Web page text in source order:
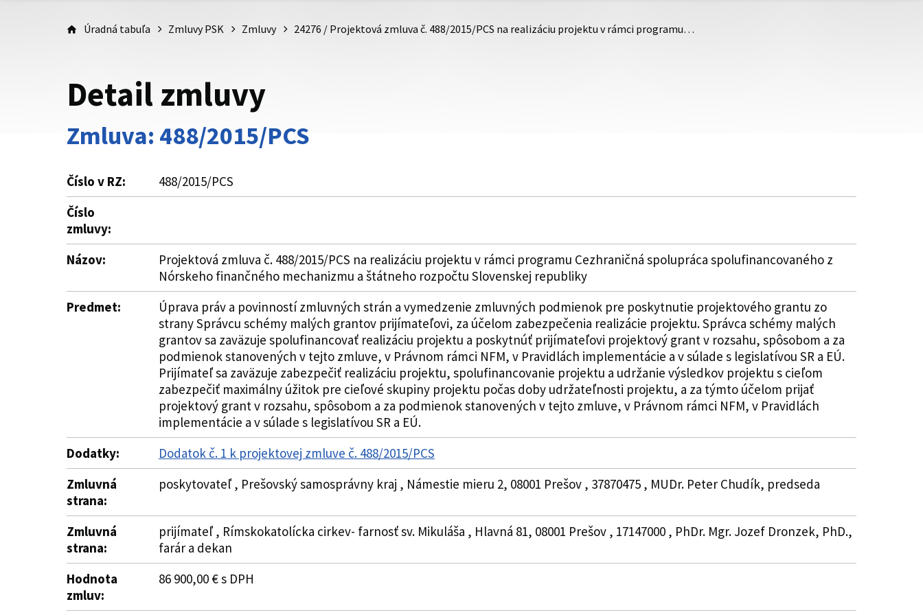
Úradná tabuľa Zmluvy PSK Zmluvy 24276 / Projektová zmluva č. 488/2015/PCS na realizáciu projektu v rámci programu…
Detail zmluvy
Zmluva: 488/2015/PCS
Číslo v RZ:
488/2015/PCS
Číslo
zmluvy:
Názov:
Projektová zmluva č. 488/2015/PCS na realizáciu projektu v rámci programu Cezhraničná spolupráca spolufinancovaného z
Nórskeho finančného mechanizmu a štátneho rozpočtu Slovenskej republiky
Predmet:
Úprava práv a povinností zmluvných strán a vymedzenie zmluvných podmienok pre poskytnutie projektového grantu zo
strany Správcu schémy malých grantov prijímateľovi, za účelom zabezpečenia realizácie projektu. Správca schémy malých
grantov sa zaväzuje spolufinancovať realizáciu projektu a poskytnúť prijímateľovi projektový grant v rozsahu, spôsobom a za
podmienok stanovených v tejto zmluve, v Právnom rámci NFM, v Pravidlách implementácie a v súlade s legislatívou SR a EÚ.
Prijímateľ sa zaväzuje zabezpečiť realizáciu projektu, spolufinancovanie projektu a udržanie výsledkov projektu s cieľom
zabezpečiť maximálny úžitok pre cieľové skupiny projektu počas doby udržateľnosti projektu, a za týmto účelom prijať
projektový grant v rozsahu, spôsobom a za podmienok stanovených v tejto zmluve, v Právnom rámci NFM, v Pravidlách
implementácie a v súlade s legislatívou SR a EÚ.
Dodatky:
Dodatok č. 1 k projektovej zmluve č. 488/2015/PCS
Zmluvná
strana:
poskytovateľ , Prešovský samosprávny kraj , Námestie mieru 2, 08001 Prešov , 37870475 , MUDr. Peter Chudík, predseda
Zmluvná
strana:
prijímateľ , Rímskokatolícka cirkev- farnosť sv. Mikuláša , Hlavná 81, 08001 Prešov , 17147000 , PhDr. Mgr. Jozef Dronzek, PhD.,
farár a dekan
Hodnota
zmluv:
86 900,00 € s DPH